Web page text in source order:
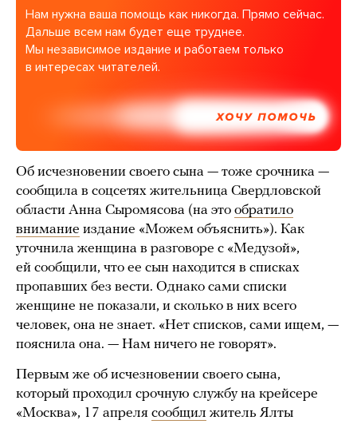
Нам нужна ваша помощь как никогда. Прямо сейчас.
Дальше всем нам будет еще труднее.
Мы независимое издание и работаем только
в интересах читателей.
ХОЧУ ПОМОЧЬ
Об исчезновении своего сына — тоже срочника —
сообщила в соцсетях жительница Свердловской
области Анна Сыромясова (на это обратило
внимание издание «Можем объяснить»). Как
уточнила женщина в разговоре с «Медузой»,
ей сообщили, что ее сын находится в списках
пропавших без вести. Однако сами списки
женщине не показали, и сколько в них всего
человек, она не знает. «Нет списков, сами ищем, —
пояснила она. — Нам ничего не говорят».
Первым же об исчезновении своего сына,
который проходил срочную службу на крейсере
«Москва», 17 апреля сообщил житель Ялты